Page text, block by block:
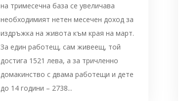
на тримесечна база се увеличава
необходимият нетен месечен доход за
издръжка на живота към края на март.
За един работещ, сам живеещ, той
достига 1521 лева, а за тричленно
домакинство с двама работещи и дете
до 14 години – 2738...